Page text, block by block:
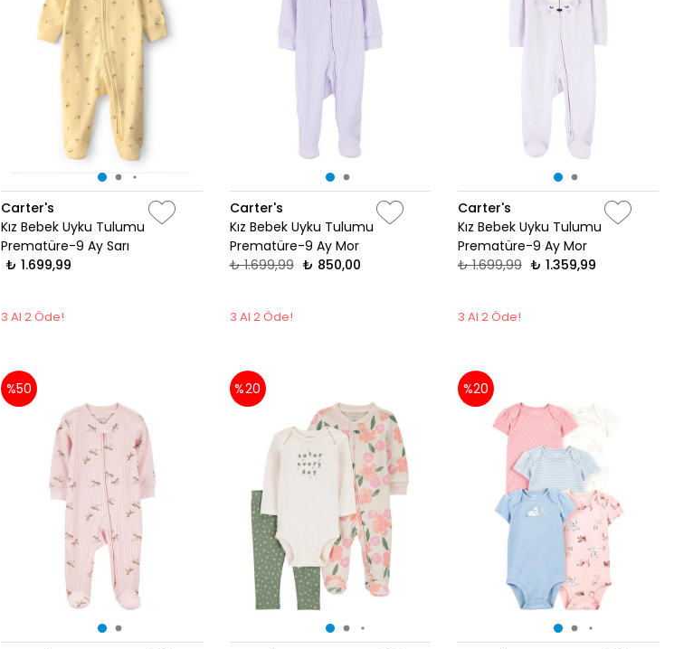
Carter's
Kız Bebek Uyku Tulumu
Prematüre-9 Ay Sarı
₺ 1.699,99
3 Al 2 Öde!
Carter's
Kız Bebek Uyku Tulumu
Prematüre-9 Ay Mor
₺ 1.699,99 ₺ 850,00
3 Al 2 Öde!
Carter's
Kız Bebek Uyku Tulumu
Prematüre-9 Ay Mor
₺ 1.699,99 ₺ 1.359,99
3 Al 2 Öde!
%50 %20 %20